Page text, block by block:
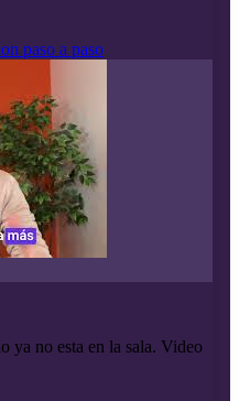
paso a paso
ya no esta en la sala. Video